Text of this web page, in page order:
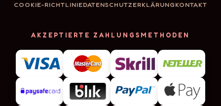
COOKIE-RICHTLINIEDATENSCHUTZERKLÄRUNGKONTAKT
AKZEPTIERTE ZAHLUNGSMETHODEN